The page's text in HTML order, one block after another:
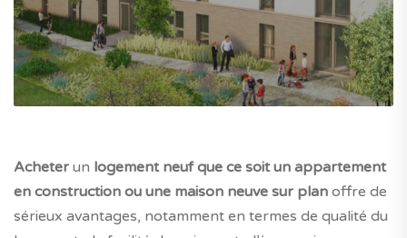
Acheter un logement neuf que ce soit un appartement
en construction ou une maison neuve sur plan offre de
sérieux avantages, notamment en termes de qualité du